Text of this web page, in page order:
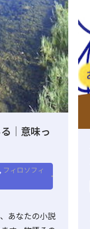
｜意味っ
, フィロソフィ
あなたの小説